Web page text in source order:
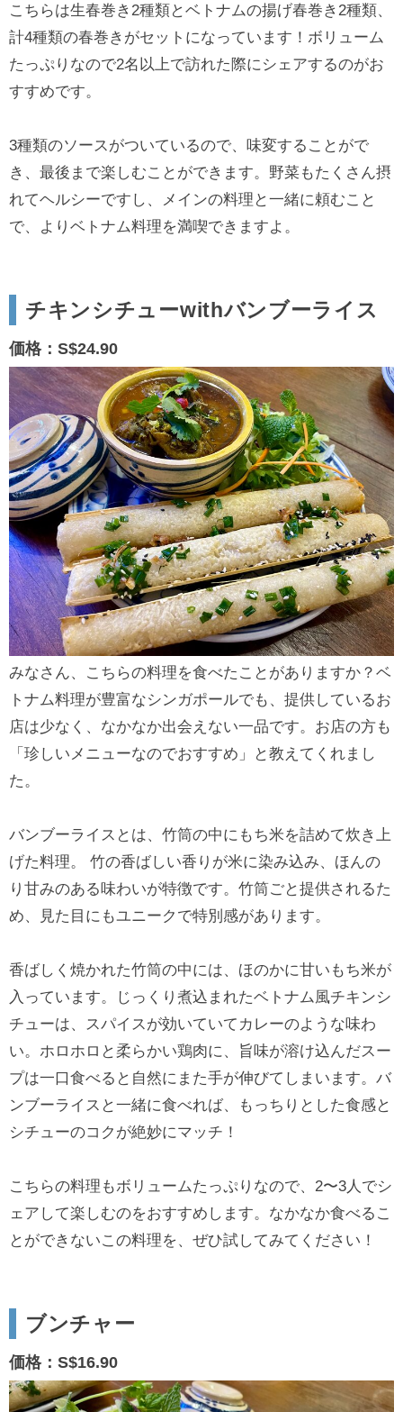
こちらは生春巻き2種類とベトナムの揚げ春巻き2種類、
計4種類の春巻きがセットになっています！ボリューム
たっぷりなので2名以上で訪れた際にシェアするのがお
すすめです。
3種類のソースがついているので、味変することがで
き、最後まで楽しむことができます。野菜もたくさん摂
れてヘルシーですし、メインの料理と一緒に頼むこと
で、よりベトナム料理を満喫できますよ。
チキンシチューwithバンブーライス
価格：S$24.90
みなさん、こちらの料理を食べたことがありますか？ベ
トナム料理が豊富なシンガポールでも、提供しているお
店は少なく、なかなか出会えない一品です。お店の方も
「珍しいメニューなのでおすすめ」と教えてくれまし
た。
バンブーライスとは、竹筒の中にもち米を詰めて炊き上
げた料理。 竹の香ばしい香りが米に染み込み、ほんの
り甘みのある味わいが特徴です。竹筒ごと提供されるた
め、見た目にもユニークで特別感があります。
香ばしく焼かれた竹筒の中には、ほのかに甘いもち米が
入っています。じっくり煮込まれたベトナム風チキンシ
チューは、スパイスが効いていてカレーのような味わ
い。ホロホロと柔らかい鶏肉に、旨味が溶け込んだスー
プは一口食べると自然にまた手が伸びてしまいます。バ
ンブーライスと一緒に食べれば、もっちりとした食感と
シチューのコクが絶妙にマッチ！
こちらの料理もボリュームたっぷりなので、2〜3人でシ
ェアして楽しむのをおすすめします。なかなか食べるこ
とができないこの料理を、ぜひ試してみてください！
ブンチャー
価格：S$16.90